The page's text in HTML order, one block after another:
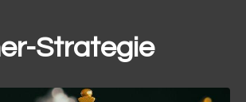
Strategie